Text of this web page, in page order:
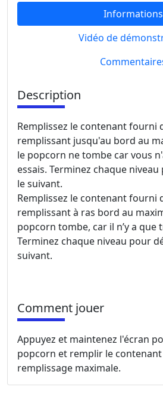
Informations
Vidéo de
Description
Remplissez le contenant fourni
remplissant jusqu'au bord au
le popcorn ne tombe car vous
essais. Terminez chaque
le suivant.
Remplissez le contenant fourni
remplissant à ras bord au
popcorn tombe, car il n’y a que
Terminez chaque niveau pour
suivant.
Comment jouer
Appuyez et maintenez l'écran
popcorn et remplir le
remplissage maximale.